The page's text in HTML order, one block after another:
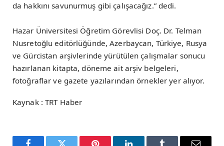
da hakkını savunurmuş gibi çalışacağız.” dedi.
Hazar Üniversitesi Öğretim Görevlisi Doç. Dr. Telman
Nusretoğlu editörlüğünde, Azerbaycan, Türkiye, Rusya
ve Gürcistan arşivlerinde yürütülen çalışmalar sonucu
hazırlanan kitapta, döneme ait arşiv belgeleri,
fotoğraflar ve gazete yazılarından örnekler yer alıyor.
Kaynak : TRT Haber